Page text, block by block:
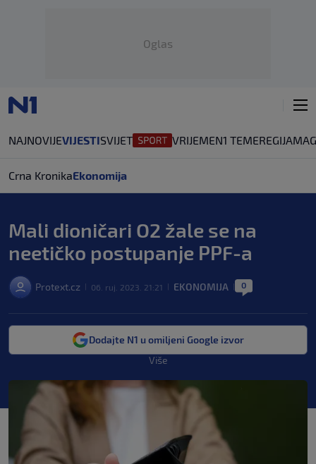
Oglas
NAJNOVIJEVIJESTISVIJET VRIJEMEN1 TEMEREGIJA
Crna KronikaEkonomija
Mali dioničari O2 žale se na
neetičko postupanje PPF-a
Protext.cz 06. ruj. 2023. 21:21 EKONOMIJA 0
Dodajte N1 u omiljeni Google izvor
Više